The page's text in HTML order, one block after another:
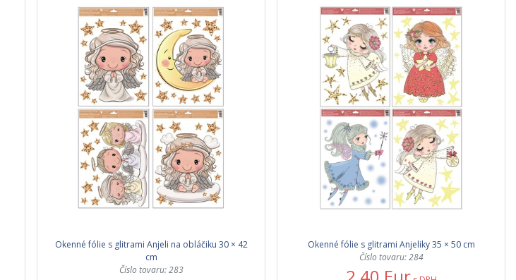
Okenné fólie s glitrami Anjeli na obláčiku 30 × 42
cm
Číslo tovaru: 283
Okenné fólie s glitrami Anjeliky 35 × 50 cm
Číslo tovaru: 284